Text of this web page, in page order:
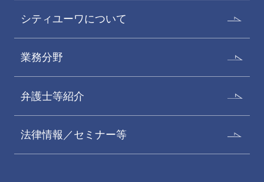
シティユーワについて
業務分野
弁護士等紹介
法律情報／セミナー等